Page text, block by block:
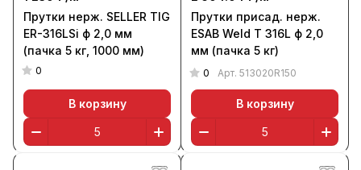
Прутки нерж. SELLER TIG
ER-316LSi ф 2,0 мм
(пачка 5 кг, 1000 мм)
0
В корзину
Прутки присад. нерж.
ESAB Weld T 316L ф 2,0
мм (пачка 5 кг)
0 Арт. 513020R150
В корзину